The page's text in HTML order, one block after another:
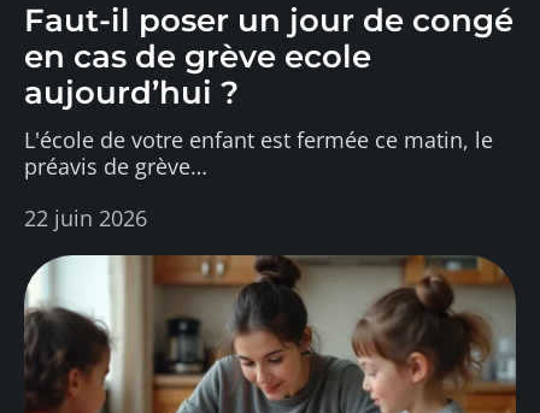
Faut-il poser un jour de congé
en cas de grève ecole
aujourd’hui ?
L'école de votre enfant est fermée ce matin, le
préavis de grève…
22 juin 2026